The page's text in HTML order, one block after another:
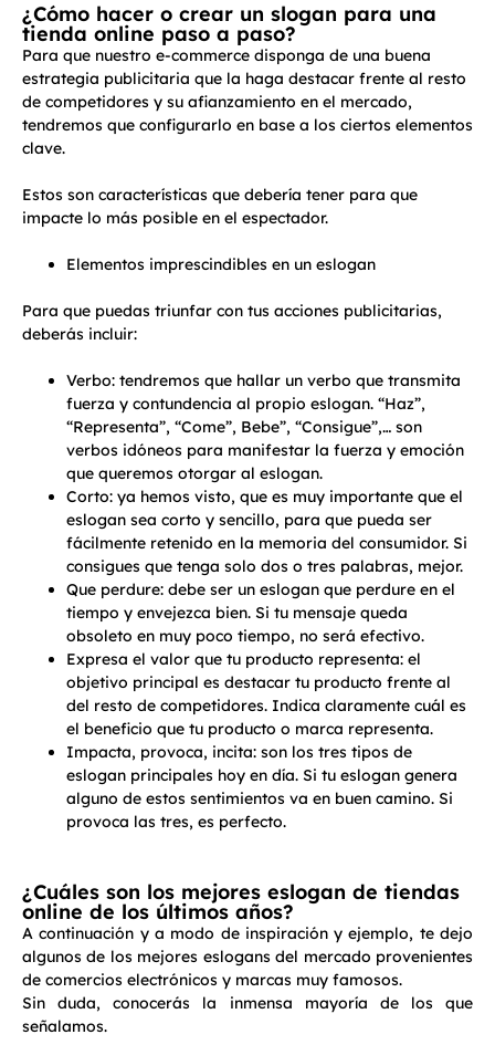
¿Cómo hacer o crear un slogan para una
tienda online paso a paso?
Para que nuestro e-commerce disponga de una buena
estrategia publicitaria que la haga destacar frente al resto
de competidores y su afianzamiento en el mercado,
tendremos que configurarlo en base a los ciertos elementos
clave.
Estos son características que debería tener para que
impacte lo más posible en el espectador.
Elementos imprescindibles en un eslogan
Para que puedas triunfar con tus acciones publicitarias,
deberás incluir:
Verbo: tendremos que hallar un verbo que transmita
fuerza y contundencia al propio eslogan. “Haz”,
“Representa”, “Come”, Bebe”, “Consigue”,… son
verbos idóneos para manifestar la fuerza y emoción
que queremos otorgar al eslogan.
Corto: ya hemos visto, que es muy importante que el
eslogan sea corto y sencillo, para que pueda ser
fácilmente retenido en la memoria del consumidor. Si
consigues que tenga solo dos o tres palabras, mejor.
Que perdure: debe ser un eslogan que perdure en el
tiempo y envejezca bien. Si tu mensaje queda
obsoleto en muy poco tiempo, no será efectivo.
Expresa el valor que tu producto representa: el
objetivo principal es destacar tu producto frente al
del resto de competidores. Indica claramente cuál es
el beneficio que tu producto o marca representa.
Impacta, provoca, incita: son los tres tipos de
eslogan principales hoy en día. Si tu eslogan genera
alguno de estos sentimientos va en buen camino. Si
provoca las tres, es perfecto.
¿Cuáles son los mejores eslogan de tiendas
online de los últimos años?
A continuación y a modo de inspiración y ejemplo, te dejo
algunos de los mejores eslogans del mercado provenientes
de comercios electrónicos y marcas muy famosos.
Sin duda, conocerás la inmensa mayoría de los que
señalamos.